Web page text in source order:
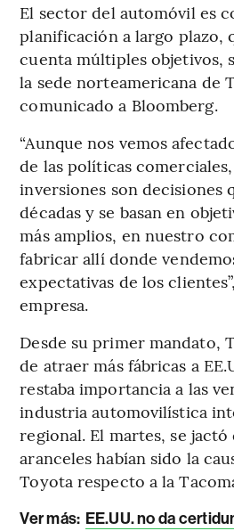
El sector del automóvil es
planificación a largo plazo,
cuenta múltiples objetivos,
la sede norteamericana de
comunicado a Bloomberg.
“Aunque nos vemos
de las políticas
inversiones son decisiones
décadas y se basan en
más amplios, en nuestro
fabricar allí donde
expectativas de los
empresa.
Desde su primer mandato,
de atraer más fábricas a
restaba importancia a las
industria automovilística
regional. El martes, se jactó
aranceles habían sido la
Toyota respecto a la
Ver más: EE.UU. no da